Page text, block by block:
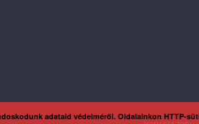
adataid védelméről. Oldalainkon HTTP-